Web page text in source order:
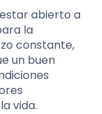
abierto a
la
constante,
un buen
vida.